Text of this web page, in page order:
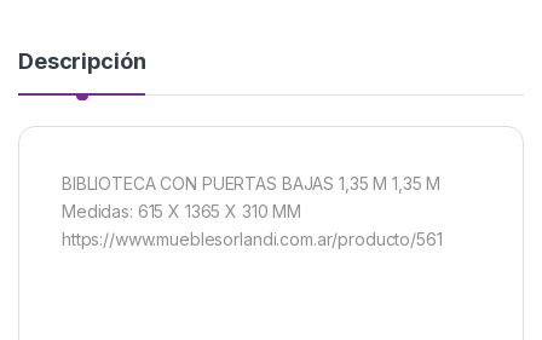
Descripción
BIBLIOTECA CON PUERTAS BAJAS 1,35 M 1,35 M
Medidas: 615 X 1365 X 310 MM
https://www.mueblesorlandi.com.ar/producto/561